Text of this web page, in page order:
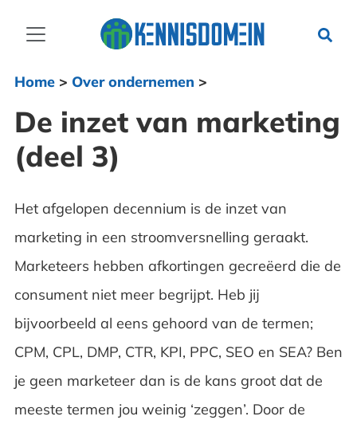
Home> Over ondernemen >
De inzet van marketing
(deel 3)
Het afgelopen decennium is de inzet van
marketing in een stroomversnelling geraakt.
Marketeers hebben afkortingen gecreëerd die de
consument niet meer begrijpt. Heb jij
bijvoorbeeld al eens gehoord van de termen;
CPM, CPL, DMP, CTR, KPI, PPC, SEO en SEA? Ben
je geen marketeer dan is de kans groot dat de
meeste termen jou weinig ‘zeggen’. Door de